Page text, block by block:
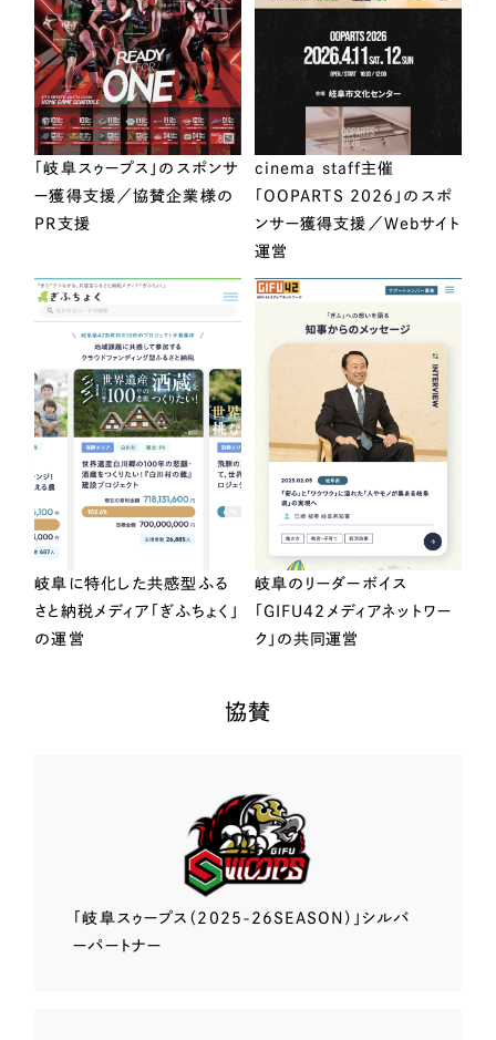
「岐阜スゥープス」のスポンサ
ー獲得支援／協賛企業様の
PR支援
cinema staff主催
「OOPARTS 2026」のスポ
ンサー獲得支援／Webサイト
運営
岐阜に特化した共感型ふる
さと納税メディア「ぎふちょく」
の運営
岐阜のリーダーボイス
「GIFU42メディアネットワー
ク」の共同運営
協賛
「岐阜スゥープス （2025-26SEASON）」 シルバ
ーパートナー